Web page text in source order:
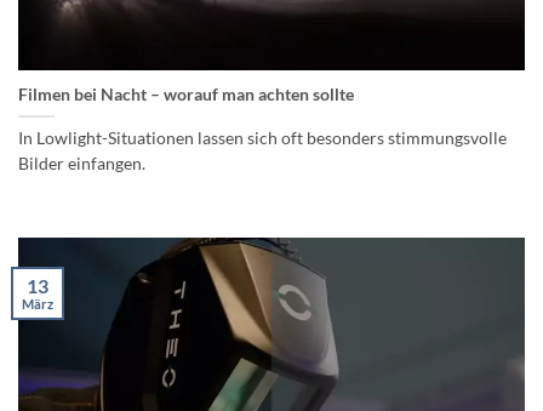
Filmen bei Nacht – worauf man achten sollte
In Lowlight-Situationen lassen sich oft besonders stimmungsvolle
Bilder einfangen.
13
März